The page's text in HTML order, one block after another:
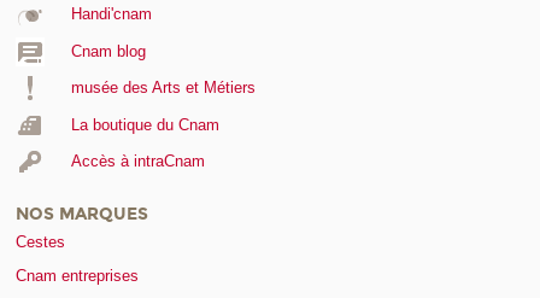
Handi'cnam
Cnam blog
musée des Arts et Métiers
La boutique du Cnam
Accès à intraCnam
NOS MARQUES
Cestes
Cnam entreprises